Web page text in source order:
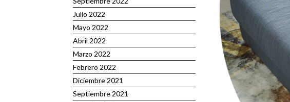
Julio 2022
Mayo 2022
Abril 2022
Marzo 2022
Febrero 2022
Diciembre 2021
Septiembre 2021